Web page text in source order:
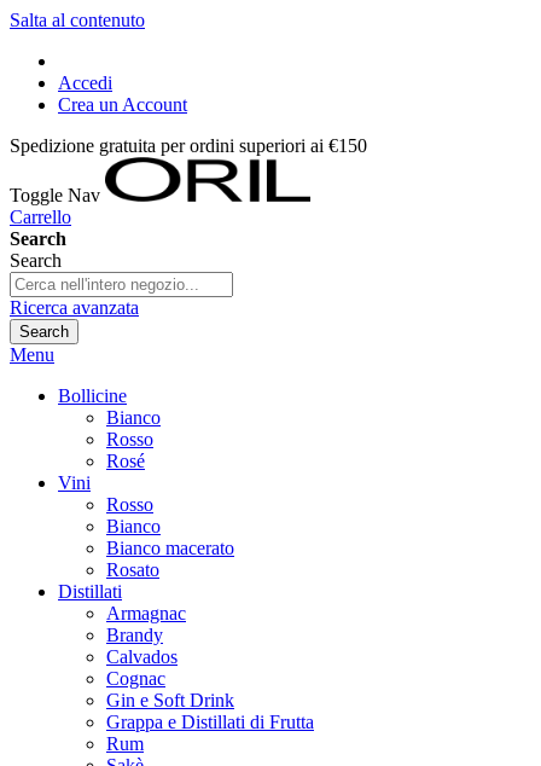
Salta al contenuto
Accedi
Crea un Account
Spedizione gratuita per ordini superiori ai €150
Toggle Nav
Carrello
Search
Search
Ricerca avanzata
Search
Menu
Bollicine
Bianco
Rosso
Rosé
Vini
Rosso
Bianco
Bianco macerato
Rosato
Distillati
Armagnac
Brandy
Calvados
Cognac
Gin e Soft Drink
Grappa e Distillati di Frutta
Rum